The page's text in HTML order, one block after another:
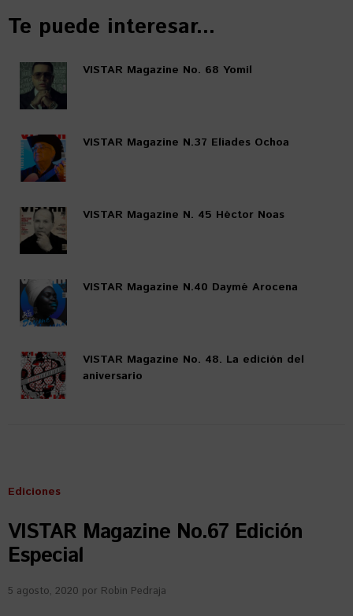
Te puede interesar...
VISTAR Magazine No. 68 Yomil
VISTAR Magazine N.37 Eliades Ochoa
VISTAR Magazine N. 45 Héctor Noas
VISTAR Magazine N.40 Daymé Arocena
VISTAR Magazine No. 48. La edición del
aniversario
Ediciones
VISTAR Magazine No.67 Edición
Especial
5 agosto, 2020 por Robin Pedraja